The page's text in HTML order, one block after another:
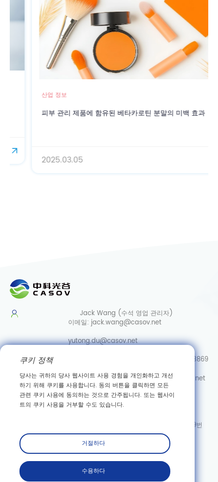
산업 정보
피부 관리 제품에 함유된 베타카로틴 분말의 미백 효과
2025.03.05
Jack Wang (수석 영업 관리자)
이메일: jack.wang@casov.net
yutong.du@casov.net
0086-13035103869
서비스 및 제안이메일:info@casovbio.net
직통/Whatsapp/Wechat:0086-
15307143249
주소: 후베이성 우한시 둥후 신기술 개발구 가오커위안 3로 89번
쿠키 정책
당사는 귀하의 당사 웹사이트 사용 경험을 개인화하고 개선
하기 위해 쿠키를 사용합니다. 동의 버튼을 클릭하면 모든
관련 쿠키 사용에 동의하는 것으로 간주됩니다. 또는 웹사이
트의 쿠키 사용을 거부할 수도 있습니다.
거절하다
수용하다